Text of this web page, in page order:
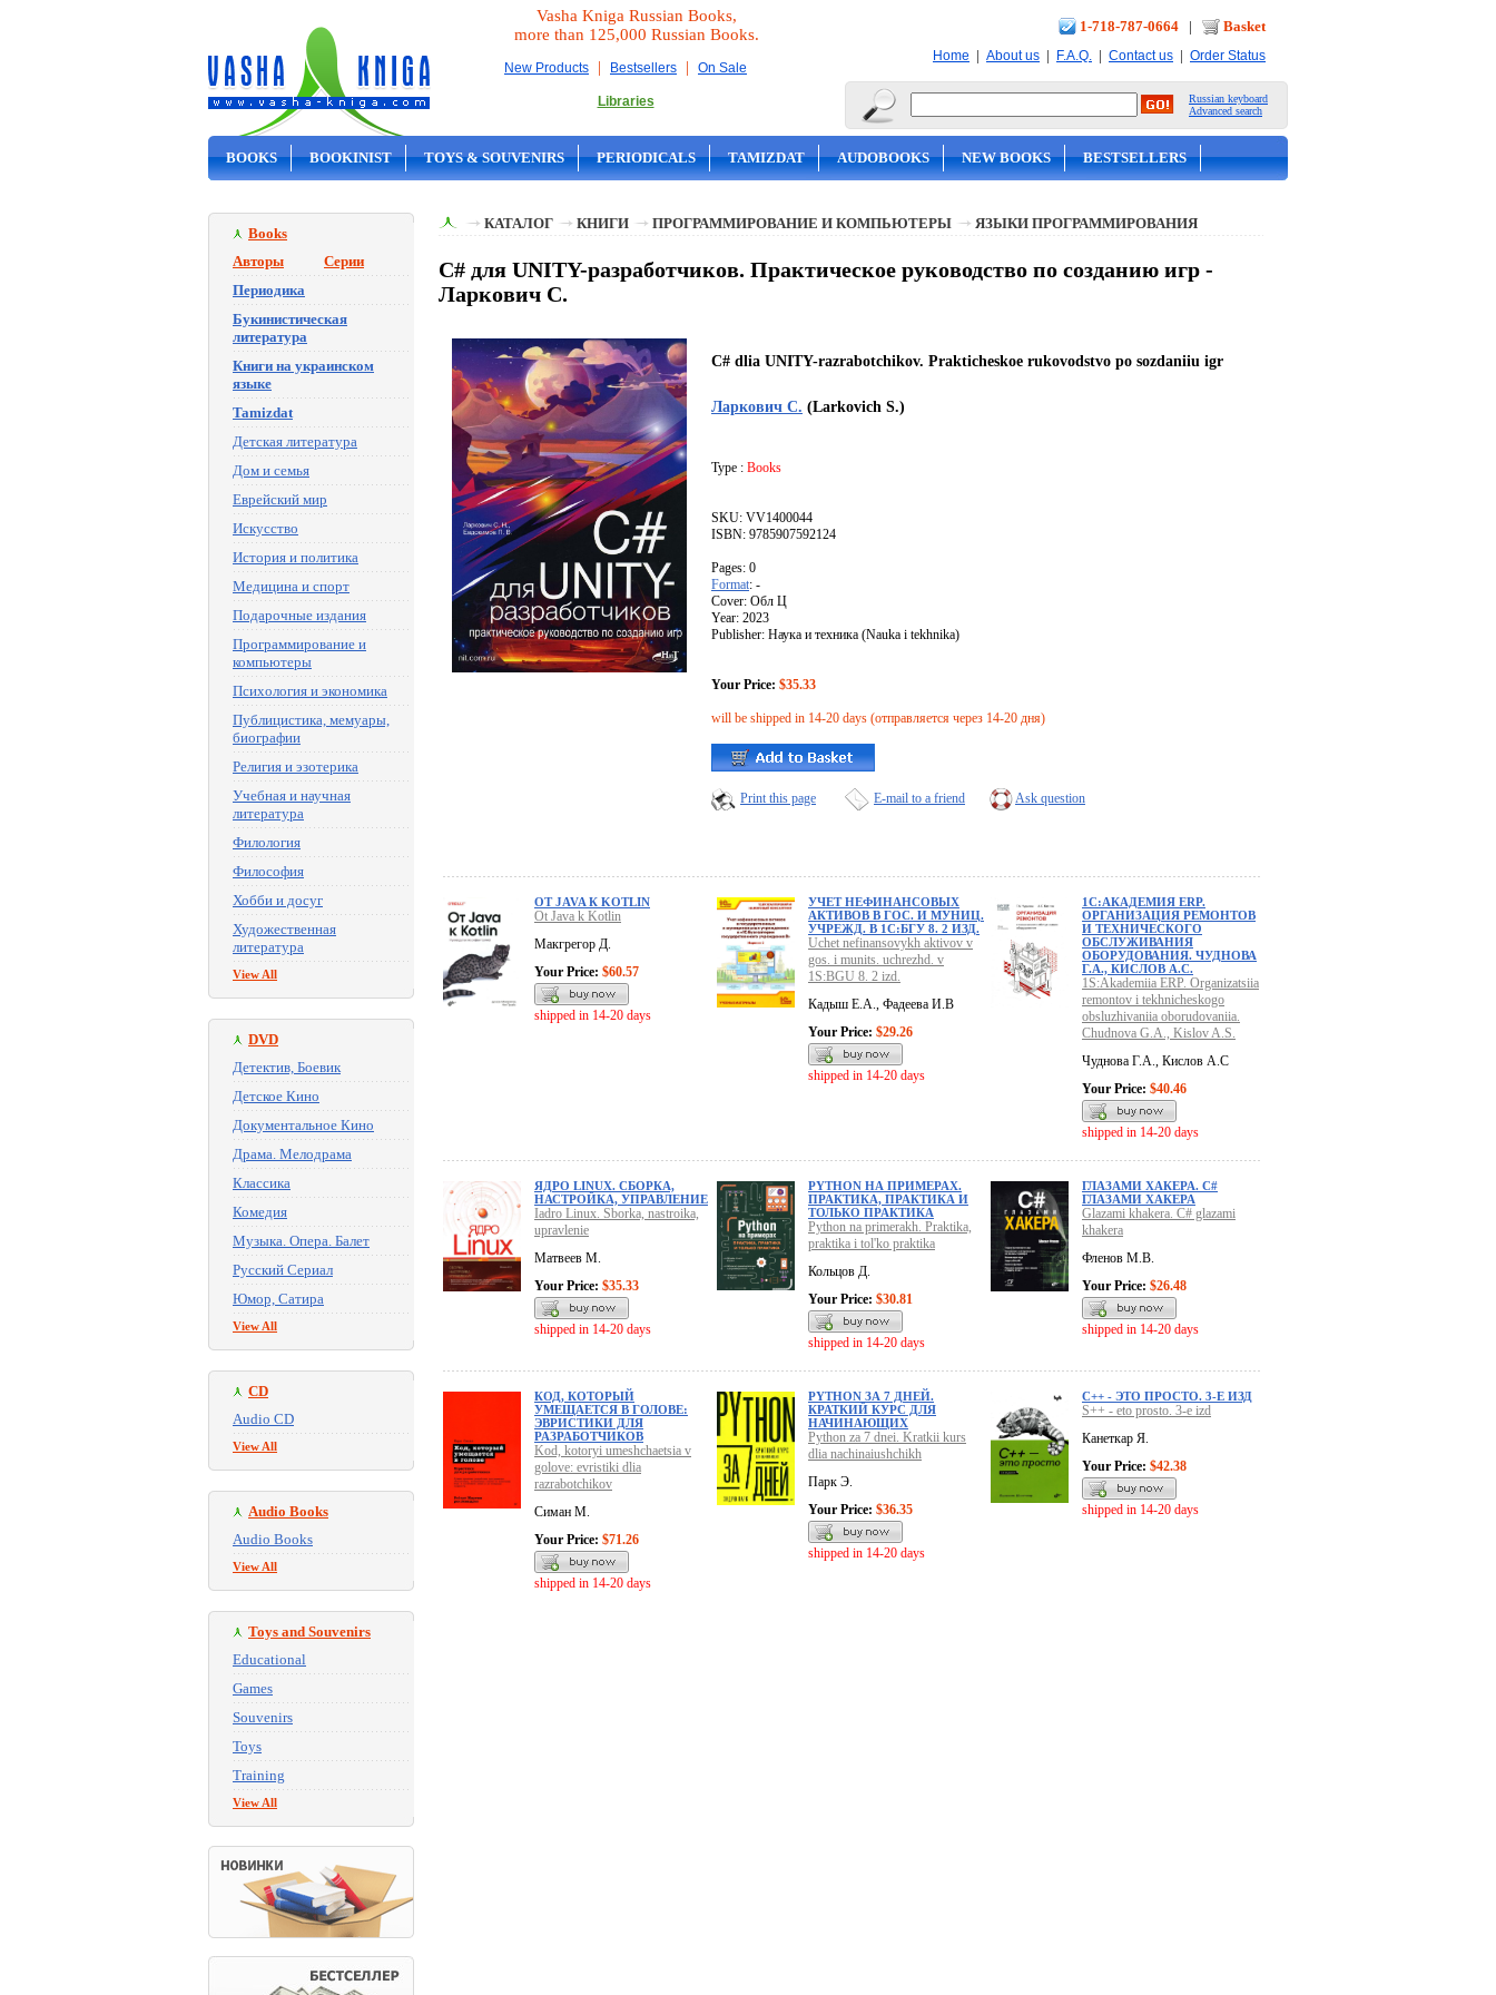
Vasha Kniga Russian Books,
more than 125,000 Russian Books.
New Products | Bestsellers | On Sale
Libraries
1-718-787-0664 | Basket
Home | About us | F.A.Q. | Contact us | Order Status
Russian keyboard
Advanced search
BOOKS BOOKINIST TOYS & SOUVENIRS PERIODICALS TAMIZDAT AUDOBOOKS NEW BOOKS BESTSELLERS
Books
Авторы
Серии
Периодика
Букинистическая
литература
Книги на украинском
языке
Tamizdat
Детская литература
Дом и семья
Еврейский мир
Искусство
История и политика
Медицина и спорт
Подарочные издания
Программирование и
компьютеры
Психология и экономика
Публицистика, мемуары,
биографии
Религия и эзотерика
Учебная и научная
литература
Филология
Философия
Хобби и досуг
Художественная
литература
View All
DVD
Детектив, Боевик
Детское Кино
Документальное Кино
Драма. Мелодрама
Классика
Комедия
Музыка. Опера. Балет
Русский Сериал
Юмор, Сатира
View All
CD
Audio CD
View All
Audio Books
Audio Books
View All
Toys and Souvenirs
Educational
Games
Souvenirs
Toys
Training
View All
КАТАЛОГ КНИГИ ПРОГРАММИРОВАНИЕ И КОМПЬЮТЕРЫ ЯЗЫКИ ПРОГРАММИРОВАНИЯ
C# для UNITY-разработчиков. Практическое руководство по созданию игр -
Ларкович С.
C# dlia UNITY-razrabotchikov. Prakticheskoe rukovodstvo po sozdaniiu igr
Ларкович С. (Larkovich S.)
Type : Books
SKU: VV1400044
ISBN: 9785907592124
Pages: 0
Format: -
Cover: Обл Ц
Year: 2023
Publisher: Наука и техника (Nauka i tekhnika)
Your Price: $35.33
will be shipped in 14-20 days (отправляется через 14-20 дня)
Print this page E-mail to a friend Ask question
ОТ JAVA К KOTLIN
Ot Java k Kotlin
Макгрегор Д.
Your Price: $60.57
shipped in 14-20 days
УЧЕТ НЕФИНАНСОВЫХ
АКТИВОВ В ГОС. И МУНИЦ.
УЧРЕЖД. В 1С:БГУ 8. 2 ИЗД.
Uchet nefinansovykh aktivov v
gos. i munits. uchrezhd. v
1S:BGU 8. 2 izd.
Кадыш Е.А., Фадеева И.В
Your Price: $29.26
shipped in 14-20 days
1С:АКАДЕМИЯ ERP.
ОРГАНИЗАЦИЯ РЕМОНТОВ
И ТЕХНИЧЕСКОГО
ОБСЛУЖИВАНИЯ
ОБОРУДОВАНИЯ. ЧУДНОВА
Г.А., КИСЛОВ А.С.
1S:Akademiia ERP. Organizatsiia
remontov i tekhnicheskogo
obsluzhivaniia oborudovaniia.
Chudnova G.A., Kislov A.S.
Чуднова Г.А., Кислов А.С
Your Price: $40.46
shipped in 14-20 days
ЯДРО LINUX. СБОРКА,
НАСТРОЙКА, УПРАВЛЕНИЕ
Iadro Linux. Sborka, nastroika,
upravlenie
Матвеев М.
Your Price: $35.33
shipped in 14-20 days
PYTHON НА ПРИМЕРАХ.
ПРАКТИКА, ПРАКТИКА И
ТОЛЬКО ПРАКТИКА
Python na primerakh. Praktika,
praktika i tol'ko praktika
Кольцов Д.
Your Price: $30.81
shipped in 14-20 days
ГЛАЗАМИ ХАКЕРА. C#
ГЛАЗАМИ ХАКЕРА
Glazami khakera. C# glazami
khakera
Фленов М.В.
Your Price: $26.48
shipped in 14-20 days
КОД, КОТОРЫЙ
УМЕЩАЕТСЯ В ГОЛОВЕ:
ЭВРИСТИКИ ДЛЯ
РАЗРАБОТЧИКОВ
Kod, kotoryi umeshchaetsia v
golove: evristiki dlia
razrabotchikov
Симан М.
Your Price: $71.26
shipped in 14-20 days
PYTHON ЗА 7 ДНЕЙ.
КРАТКИЙ КУРС ДЛЯ
НАЧИНАЮЩИХ
Python za 7 dnei. Kratkii kurs
dlia nachinaiushchikh
Парк Э.
Your Price: $36.35
shipped in 14-20 days
С++ - ЭТО ПРОСТО. 3-Е ИЗД
S++ - eto prosto. 3-e izd
Канеткар Я.
Your Price: $42.38
shipped in 14-20 days